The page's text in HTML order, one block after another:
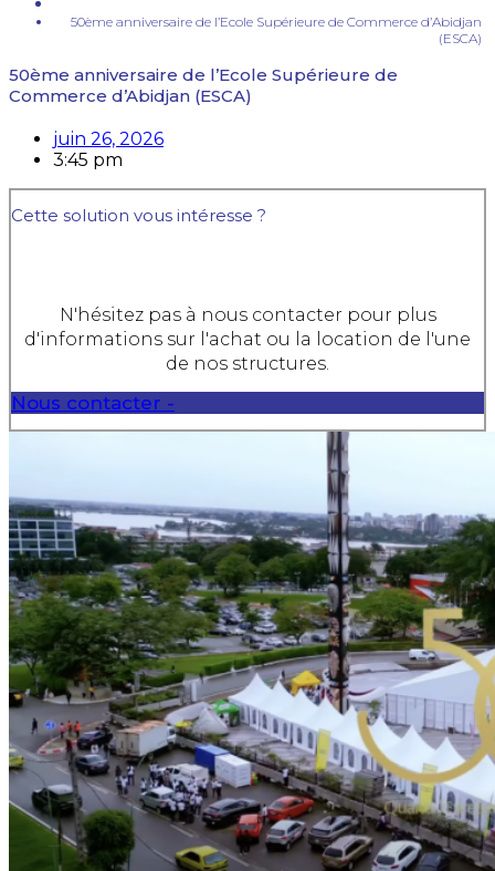
50ème anniversaire de l’Ecole Supérieure de Commerce d’Abidjan
(ESCA)
50ème anniversaire de l’Ecole Supérieure de
Commerce d’Abidjan (ESCA)
juin 26, 2026
3:45 pm
Cette solution vous intéresse ?
N'hésitez pas à nous contacter pour plus
d'informations sur l'achat ou la location de l'une
de nos structures.
Nous contacter -